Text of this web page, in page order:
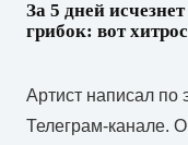
За 5 дней
грибок: вот
Артист написал по
Телеграм-канале.